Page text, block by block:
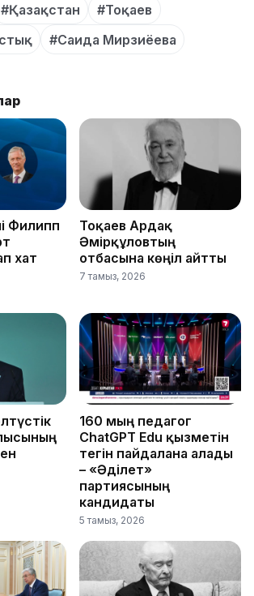
#Қазақстан
#Тоқаев
#Саида Мирзиёева
Филипп
хат
Тоқаев Ардақ
Әмірқұловтың
отбасына көңіл айтты
7 тамыз, 2026
160 мың педагог
ChatGPT Edu қызметін
тегін пайдалана алады
– «Әділет»
партиясының
кандидаты
5 тамыз, 2026